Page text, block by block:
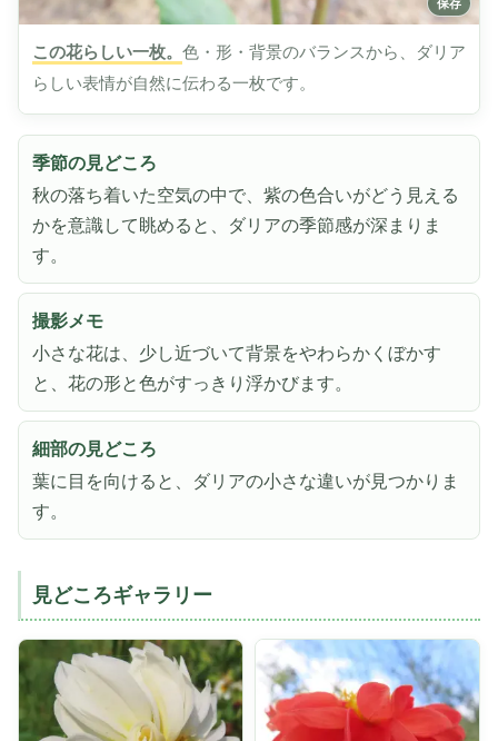
この花らしい一枚。 色・形・背景のバランスから、ダリア
らしい表情が自然に伝わる一枚です。
季節の見どころ
秋の落ち着いた空気の中で、紫の色合いがどう見える
かを意識して眺めると、ダリアの季節感が深まりま
す。
撮影メモ
小さな花は、少し近づいて背景をやわらかくぼかす
と、花の形と色がすっきり浮かびます。
細部の見どころ
葉に目を向けると、ダリアの小さな違いが見つかりま
す。
見どころギャラリー